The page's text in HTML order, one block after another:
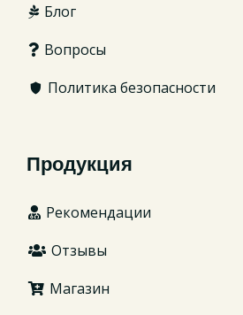
Блог
Вопросы
Политика безопасности
Продукция
Рекомендации
Отзывы
Магазин